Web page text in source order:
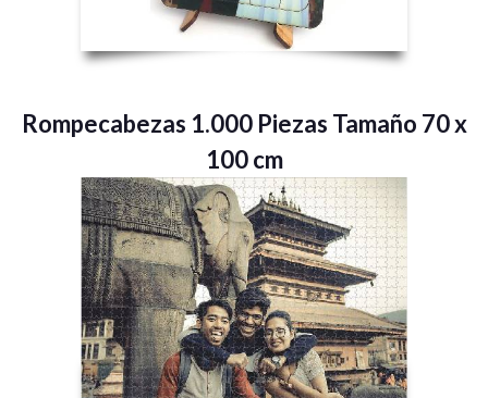
Rompecabezas 1.000 Piezas Tamaño 70 x
100 cm